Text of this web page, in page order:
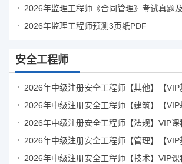
2026年监理工程师预测3页纸PDF
安全工程师
2026年中级注册安全工程师【法规】VIP课
2026年中级注册安全工程师【技术】VIP课